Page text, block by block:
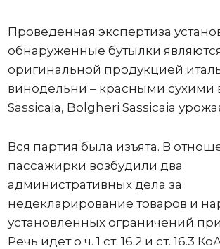
Проведенная экспертиза
обнаруженные бутылки
оригинальной продукцией
винодельни – красными сухими
Sassicaia, Bolgheri Sassicaia
Вся партия была изъята. В
пассажирки возбудили два
административных дела за
недекларирование товаров и
установленных ограничений
Речь идет о ч. 1 ст. 16.2 и ст. 16.3